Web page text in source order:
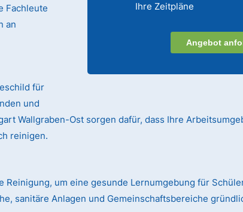
Ihre Zeitpläne
Angebot
Fachleute
an
für
und
Wallgraben-Ost sorgen dafür, dass Ihre
reinigen.
um eine gesunde Lernumgebung für
sanitäre Anlagen und Gemeinschaftsbereiche